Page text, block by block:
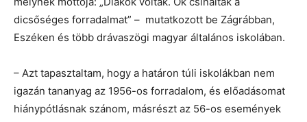
dicsőséges forradalmat” – mutatkozott be Zágrábban,
Eszéken és több drávaszögi magyar általános iskolában.
– Azt tapasztaltam, hogy a határon túli iskolákban nem
igazán tananyag az 1956-os forradalom, és előadásomat
hiánypótlásnak szánom, másrészt az 56-os események